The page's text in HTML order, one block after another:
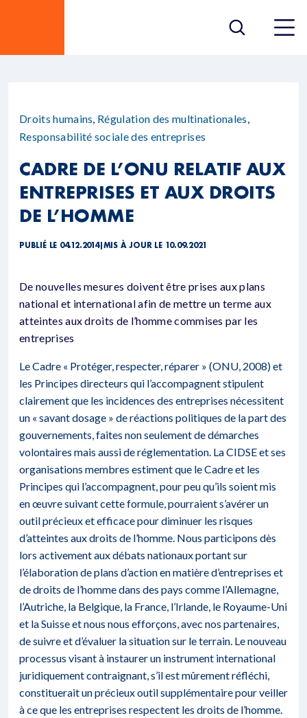
Droits humains, Régulation des multinationales,
Responsabilité sociale des entreprises
CADRE DE L’ONU RELATIF AUX
ENTREPRISES ET AUX DROITS
DE L’HOMME
PUBLIÉ LE 04.12.2014| MIS À JOUR LE 10.09.2021
De nouvelles mesures doivent être prises aux plans
national et international afin de mettre un terme aux
atteintes aux droits de l’homme commises par les
entreprises
Le Cadre « Protéger, respecter, réparer » (ONU, 2008) et
les Principes directeurs qui l’accompagnent stipulent
clairement que les incidences des entreprises nécessitent
un « savant dosage » de réactions politiques de la part des
gouvernements, faites non seulement de démarches
volontaires mais aussi de réglementation. La CIDSE et ses
organisations membres estiment que le Cadre et les
Principes qui l’accompagnent, pour peu qu’ils soient mis
en œuvre suivant cette formule, pourraient s’avérer un
outil précieux et efficace pour diminuer les risques
d’atteintes aux droits de l’homme. Nous participons dès
lors activement aux débats nationaux portant sur
l’élaboration de plans d’action en matière d’entreprises et
de droits de l’homme dans des pays comme l’Allemagne,
l’Autriche, la Belgique, la France, l’Irlande, le Royaume-Uni
et la Suisse et nous nous efforçons, avec nos partenaires,
de suivre et d’évaluer la situation sur le terrain. Le nouveau
processus visant à instaurer un instrument international
juridiquement contraignant, s’il est mûrement réfléchi,
constituerait un précieux outil supplémentaire pour veiller
à ce que les entreprises respectent les droits de l’homme.